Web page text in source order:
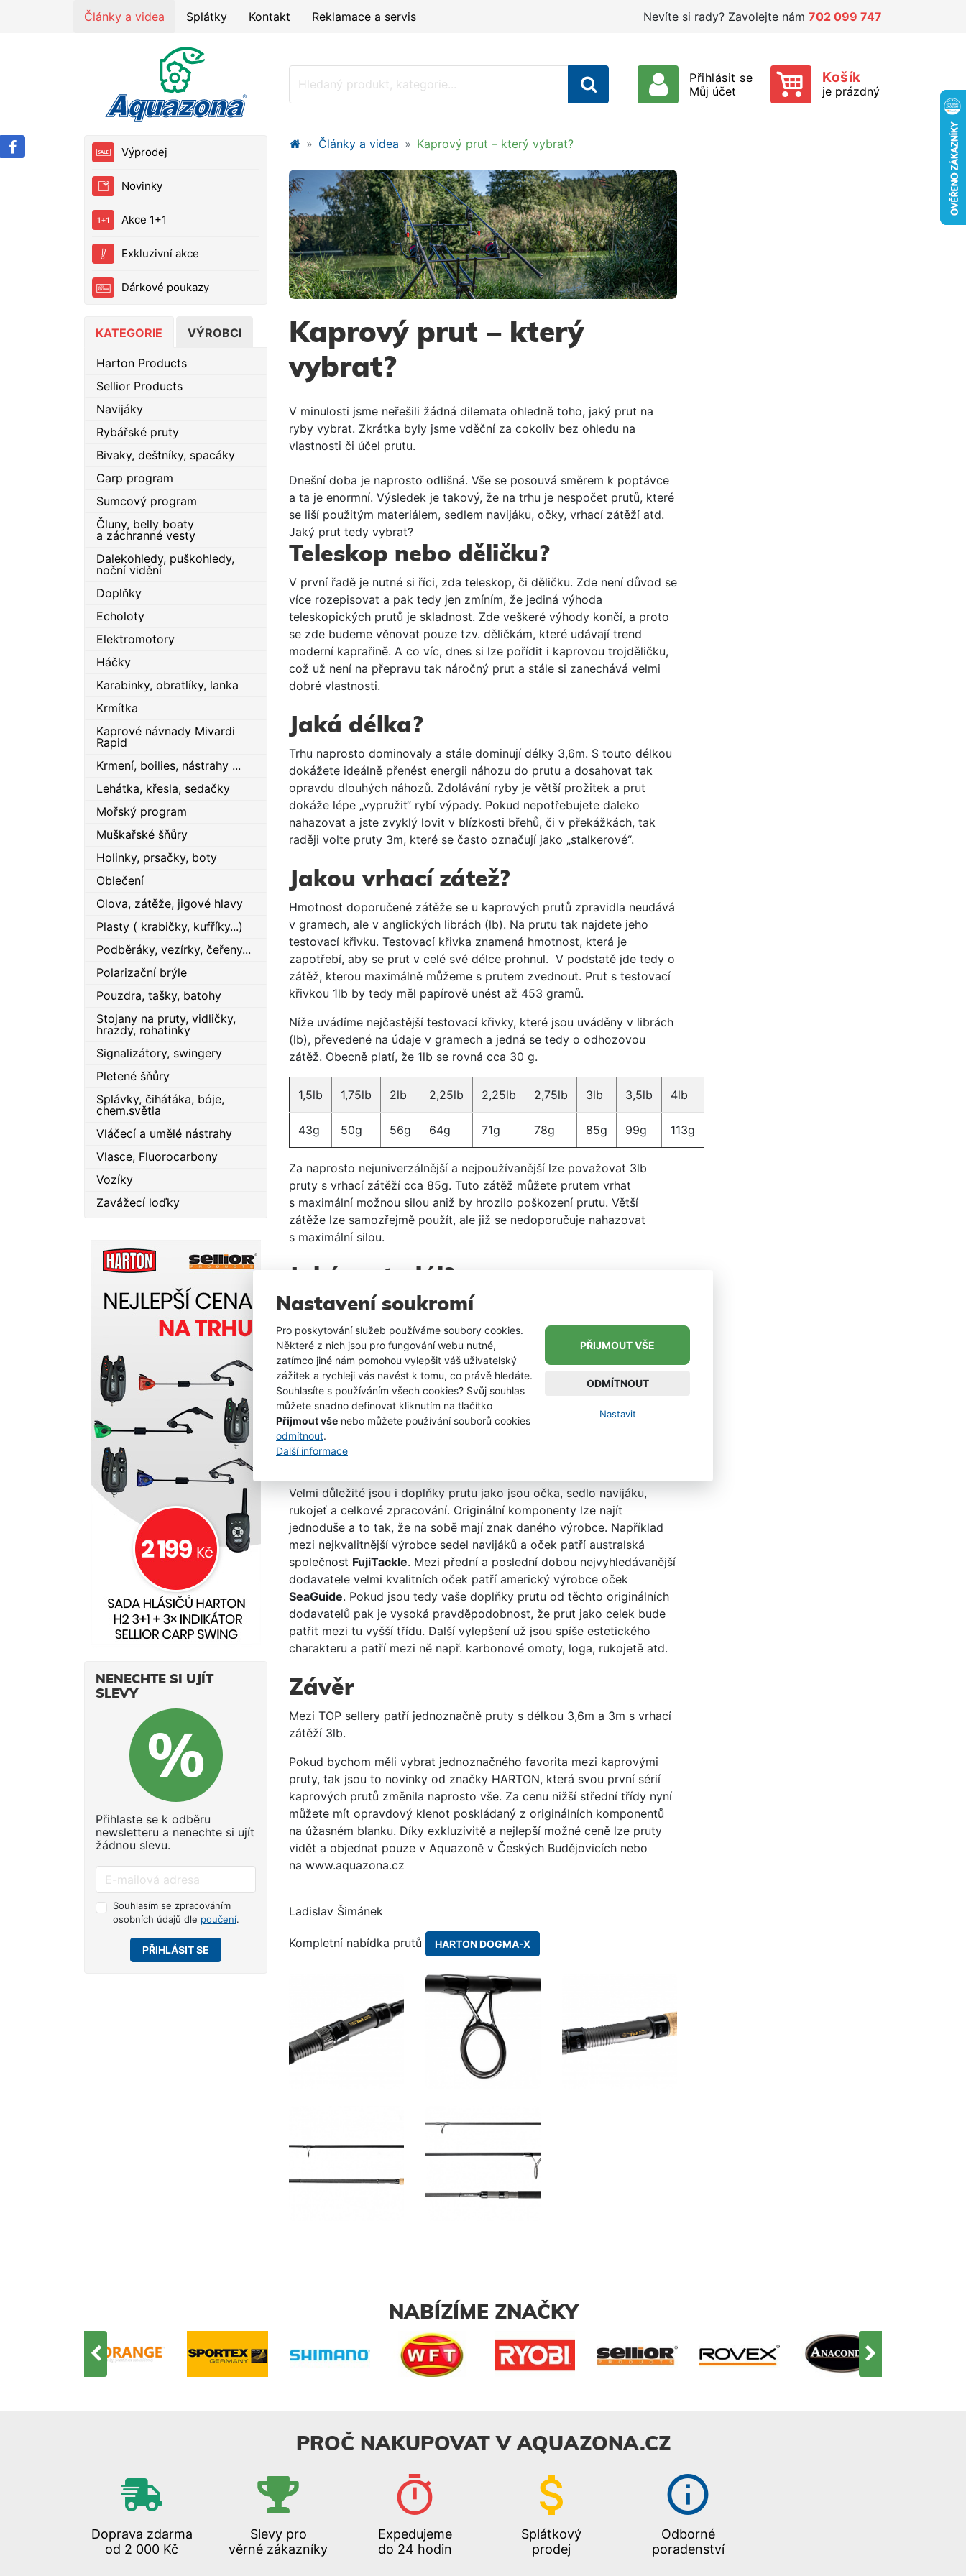
Nastavení soukromí
Pro poskytování služeb používáme soubory cookies.
Některé z nich jsou pro fungování webu nutné,
zatímco jiné nám pomohou vylepšit váš uživatelský
zážitek a rychleji vás navést k tomu, co právě hledáte.
Souhlasíte s používáním všech cookies? Svůj souhlas
můžete snadno definovat kliknutím na tlačítko
Přijmout vše nebo můžete používání souborů cookies
odmítnout.
Další informace
PŘIJMOUT VŠE
ODMÍTNOUT
Nastavit
Články a videa Splátky Kontakt Reklamace a servis Nevíte si rady? Zavolejte nám 702 099 747
Přihlásit se
Můj účet
Košík
je prázdný
Výprodej
Novinky
Akce 1+1
Exkluzivní akce
Dárkové poukazy
KATEGORIE VÝROBCI
Harton Products
Sellior Products
Navijáky
Rybářské pruty
Bivaky, deštníky, spacáky
Carp program
Sumcový program
Čluny, belly boaty
a záchranné vesty
Dalekohledy, puškohledy,
noční vidění
Doplňky
Echoloty
Elektromotory
Háčky
Karabinky, obratlíky, lanka
Krmítka
Kaprové návnady Mivardi
Rapid
Krmení, boilies, nástrahy ...
Lehátka, křesla, sedačky
Mořský program
Muškařské šňůry
Holinky, prsačky, boty
Oblečení
Olova, zátěže, jigové hlavy
Plasty ( krabičky, kufříky...)
Podběráky, vezírky, čeřeny...
Polarizační brýle
Pouzdra, tašky, batohy
Stojany na pruty, vidličky,
hrazdy, rohatinky
Signalizátory, swingery
Pletené šňůry
Splávky, čihátáka, bóje,
chem.světla
Vláčecí a umělé nástrahy
Vlasce, Fluorocarbony
Vozíky
Zavážecí loďky
NENECHTE SI UJÍT
SLEVY
Přihlaste se k odběru
newsletteru a nenechte si ujít
žádnou slevu.
Souhlasím se zpracováním
osobních údajů dle poučení.
PŘIHLÁSIT SE
Články a videa Kaprový prut – který vybrat?
Kaprový prut – který
vybrat?
V minulosti jsme neřešili žádná dilemata ohledně toho, jaký prut na
ryby vybrat. Zkrátka byly jsme vděční za cokoliv bez ohledu na
vlastnosti či účel prutu.
Dnešní doba je naprosto odlišná. Vše se posouvá směrem k poptávce
a ta je enormní. Výsledek je takový, že na trhu je nespočet prutů, které
se liší použitým materiálem, sedlem navijáku, očky, vrhací zátěží atd.
Jaký prut tedy vybrat?
Teleskop nebo děličku?
V první řadě je nutné si říci, zda teleskop, či děličku. Zde není důvod se
více rozepisovat a pak tedy jen zmíním, že jediná výhoda
teleskopických prutů je skladnost. Zde veškeré výhody končí, a proto
se zde budeme věnovat pouze tzv. děličkám, které udávají trend
moderní kaprařině. A co víc, dnes si lze pořídit i kaprovou trojděličku,
což už není na přepravu tak náročný prut a stále si zanechává velmi
dobré vlastnosti.
Jaká délka?
Trhu naprosto dominovaly a stále dominují délky 3,6m. S touto délkou
dokážete ideálně přenést energii náhozu do prutu a dosahovat tak
opravdu dlouhých náhozů. Zdolávání ryby je větší prožitek a prut
dokáže lépe „vypružit“ rybí výpady. Pokud nepotřebujete daleko
nahazovat a jste zvyklý lovit v blízkosti břehů, či v překážkách, tak
raději volte pruty 3m, které se často označují jako „stalkerové“.
Jakou vrhací zátež?
Hmotnost doporučené zátěže se u kaprových prutů zpravidla neudává
v gramech, ale v anglických librách (lb). Na prutu tak najdete jeho
testovací křivku. Testovací křivka znamená hmotnost, která je
zapotřebí, aby se prut v celé své délce prohnul. V podstatě jde tedy o
zátěž, kterou maximálně můžeme s prutem zvednout. Prut s testovací
křivkou 1lb by tedy měl papírově unést až 453 gramů.
Níže uvádíme nejčastější testovací křivky, které jsou uváděny v librách
(lb), převedené na údaje v gramech a jedná se tedy o odhozovou
zátěž. Obecně platí, že 1lb se rovná cca 30 g.
1,5lb 1,75lb 2lb 2,25lb 2,25lb 2,75lb 3lb 3,5lb 4lb
43g 50g 56g 64g 71g 78g 85g 99g 113g
Za naprosto nejuniverzálnější a nejpoužívanější lze považovat 3lb
pruty s vrhací zátěží cca 85g. Tuto zátěž můžete prutem vrhat
s maximální možnou silou aniž by hrozilo poškození prutu. Větší
zátěže lze samozřejmě použít, ale již se nedoporučuje nahazovat
s maximální silou.
Jaký materiál?
Materiál je jedná velká neznámá, kterou v případě rybářských prutů lze
jako 24T HM, HMC, atd. nám neřekne o vlastnostech prutu prakticky
nic. Obecně jsou všechny lepší pruty z vysocemodulovaného uhlíku
(HMC) a pokud chceme výrobu zlevnit a vyrobit tak levný prut
s horšími vlastnostmi, tak přidáváme pryskyřici za vzniku uhlíkového
kompozitu. Takový prut je levnější na výrobu a vlastnostmi ho lze
popsat jako přechod mezi laminátem a uhlíkem.
Velmi důležité jsou i doplňky prutu jako jsou očka, sedlo navijáku,
rukojeť a celkové zpracování. Originální komponenty lze najít
jednoduše a to tak, že na sobě mají znak daného výrobce. Například
mezi nejkvalitnější výrobce sedel navijáků a oček patří australská
společnost FujiTackle. Mezi přední a poslední dobou nejvyhledávanější
dodavatele velmi kvalitních oček patří americký výrobce oček
SeaGuide. Pokud jsou tedy vaše doplňky prutu od těchto originálních
dodavatelů pak je vysoká pravděpodobnost, že prut jako celek bude
patřit mezi tu vyšší třídu. Další vylepšení už jsou spíše estetického
charakteru a patří mezi ně např. karbonové omoty, loga, rukojetě atd.
Závěr
Mezi TOP sellery patří jednoznačně pruty s délkou 3,6m a 3m s vrhací
zátěží 3lb.
Pokud bychom měli vybrat jednoznačného favorita mezi kaprovými
pruty, tak jsou to novinky od značky HARTON, která svou první sérií
kaprových prutů změnila naprosto vše. Za cenu nižší střední třídy nyní
můžete mít opravdový klenot poskládaný z originálních komponentů
na úžasném blanku. Díky exkluzivitě a nejlepší možné ceně lze pruty
vidět a objednat pouze v Aquazoně v Českých Budějovicích nebo
na www.aquazona.cz
Ladislav Šimánek
Kompletní nabídka prutů HARTON DOGMA-X
NABÍZÍME ZNAČKY
PROČ NAKUPOVAT V AQUAZONA.CZ
Doprava zdarma
od 2 000 Kč
Slevy pro
věrné zákazníky
Expedujeme
do 24 hodin
Splátkový
prodej
Odborné
poradenství